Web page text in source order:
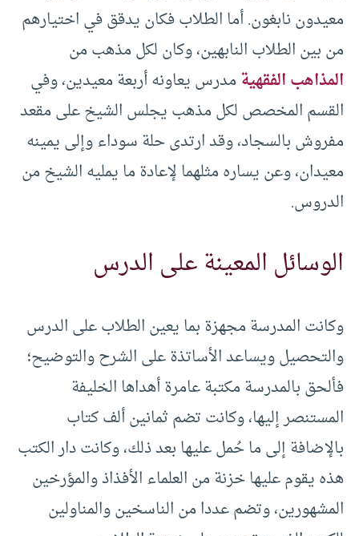
معيدون نابغون. أما الطلاب فكان يدقق في اختيارهم
من بين الطلاب النابهين، وكان لكل مذهب من
المذاهب الفقهيةمدرس يعاونه أربعة معيدين، وفي
القسم المخصص لكل مذهب يجلس الشيخ على مقعد
مفروش بالسجاد، وقد ارتدى حلة سوداء وإلى يمينه
معيدان، وعن يساره مثلهما لإعادة ما يمليه الشيخ من
الدروس.
الوسائل المعينة على الدرس
وكانت المدرسة مجهزة بما يعين الطلاب على الدرس
والتحصيل ويساعد الأساتذة على الشرح والتوضيح؛
فألحق بالمدرسة مكتبة عامرة أهداها الخليفة
المستنصر إليها، وكانت تضم ثمانين ألف كتاب
بالإضافة إلى ما حُمل عليها بعد ذلك، وكانت دار الكتب
هذه يقوم عليها خزنة من العلماء الأفذاذ والمؤرخين
المشهورين، وتضم عددا من الناسخين والمناولين